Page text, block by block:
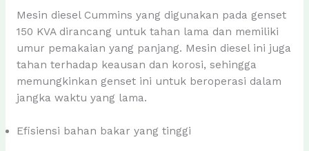
Mesin diesel Cummins yang digunakan pada genset
150 KVA dirancang untuk tahan lama dan memiliki
umur pemakaian yang panjang. Mesin diesel ini juga
tahan terhadap keausan dan korosi, sehingga
memungkinkan genset ini untuk beroperasi dalam
jangka waktu yang lama.
Efisiensi bahan bakar yang tinggi